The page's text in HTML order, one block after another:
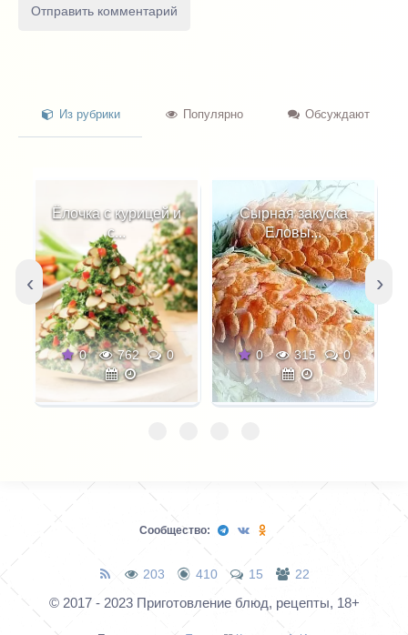
Из рубрики Популярно Обсуждают
и
0
Сырная закуска
Еловы...
0 315 0
Снеговики из
фарширо...
0 364
‹ ›
Сообщество:
203 410 15 22
© 2017 - 2023 Приготовление блюд, рецепты, 18+